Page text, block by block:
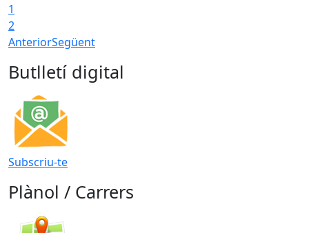
1
2
AnteriorSegüent
Butlletí digital
Subscriu-te
Plànol / Carrers